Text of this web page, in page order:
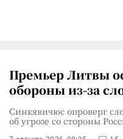
Премьер Литвы
обороны из-за
Синкявичюс опроверг
об угрозе со стороны